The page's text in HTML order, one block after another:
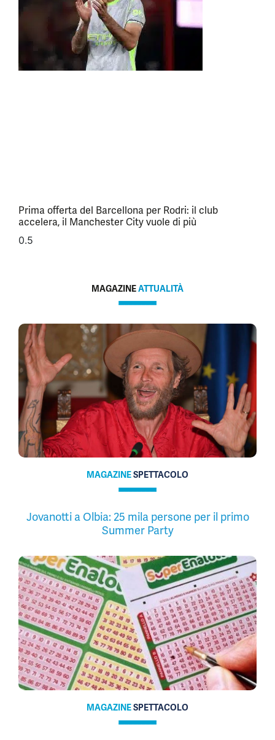
Prima offerta del Barcellona per Rodri: il club
accelera, il Manchester City vuole di più
MAGAZINEATTUALITÀ
MAGAZINESPETTACOLO
Jovanotti a Olbia: 25 mila persone per il primo
Summer Party
MAGAZINESPETTACOLO